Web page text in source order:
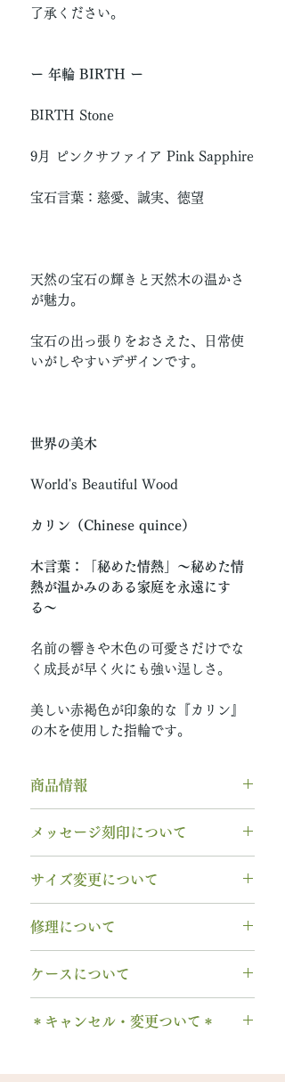
了承ください。
ー 年輪 BIRTH ー
BIRTH Stone
9月 ピンクサファイア Pink Sapphire
宝石言葉：慈愛、誠実、徳望
天然の宝石の輝きと天然木の温かさ
が魅力。
宝石の出っ張りをおさえた、日常使
いがしやすいデザインです。
世界の美木
World's Beautiful Wood
カリン（Chinese quince）
木言葉：「秘めた情熱」〜秘めた情
熱が温かみのある家庭を永遠にす
る〜
名前の響きや木色の可愛さだけでな
く成長が早く火にも強い逞しさ。
美しい赤褐色が印象的な『カリン』
の木を使用した指輪です。
商品情報
ド）
石種： 9月 ピンクサファイア
リング幅：3.0mm
納期： 6〜7週間
石サイズ：0.1ct程度 / 直径3.0mm
石の形 ：ラウンド
ます。
メッセージ刻印について
フォント：ブロック体
以下の組み合わせが可能です。
A～Z 英字 大文字のみ（※小文
字は不可です）
0～9 数字
. ドット
サイズ変更について
ません 。
み無料で新品交換
2回目以降のサイズ交換は、（その
時点の販売価格の）50%の価格で
修理について
木部、コーティング修理をご希望
2回目以降は有料になります。
ケースについて
料の装飾ケースのいずれかを選択
有料装飾ケースには、無料の装飾
＊キャンセル・変更ついて＊
や仕様の変更はできません。